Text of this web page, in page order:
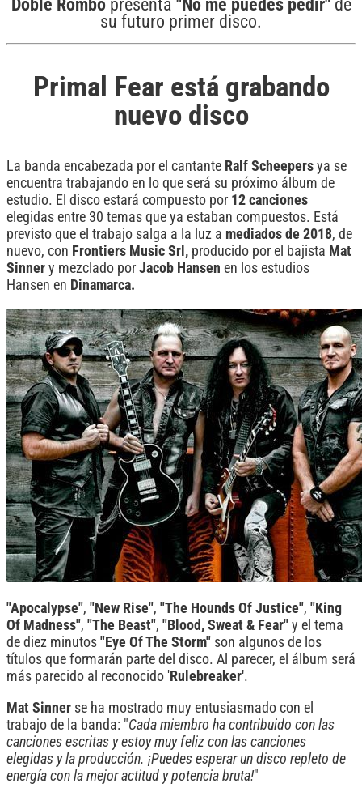
Doble Rombopresenta "No me puedes pedir" de
su futuro primer disco.
Primal Fear está grabando
nuevo disco
La banda encabezada por el cantante Ralf Scheepers ya se
encuentra trabajando en lo que será su próximo álbum de
estudio. El disco estará compuesto por 12 canciones
elegidas entre 30 temas que ya estaban compuestos. Está
previsto que el trabajo salga a la luz a mediados de 2018, de
nuevo, con Frontiers Music Srl, producido por el bajista Mat
Sinner y mezclado por Jacob Hansen en los estudios
Hansen en Dinamarca.
"Apocalypse", "New Rise", "The Hounds Of Justice", "King
Of Madness", "The Beast", "Blood, Sweat & Fear" y el tema
de diez minutos "Eye Of The Storm" son algunos de los
títulos que formarán parte del disco. Al parecer, el álbum será
más parecido al reconocido 'Rulebreaker'.
Mat Sinner se ha mostrado muy entusiasmado con el
trabajo de la banda: "Cada miembro ha contribuido con las
canciones escritas y estoy muy feliz con las canciones
elegidas y la producción. ¡Puedes esperar un disco repleto de
energía con la mejor actitud y potencia bruta!"